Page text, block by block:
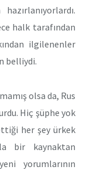
halk tarafından
ilgilenenler
belliydi.
olsa da, Rus
Hiç şüphe yok
her şey ürkek
bir kaynaktan
yo­rumlarının